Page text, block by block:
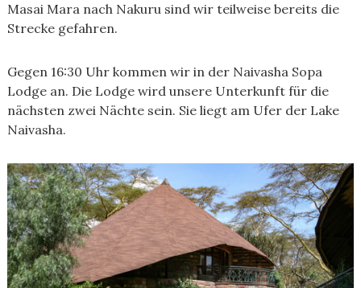
Masai Mara nach Nakuru sind wir teilweise bereits die
Strecke gefahren.
Gegen 16:30 Uhr kommen wir in der Naivasha Sopa
Lodge an. Die Lodge wird unsere Unterkunft für die
nächsten zwei Nächte sein. Sie liegt am Ufer der Lake
Naivasha.